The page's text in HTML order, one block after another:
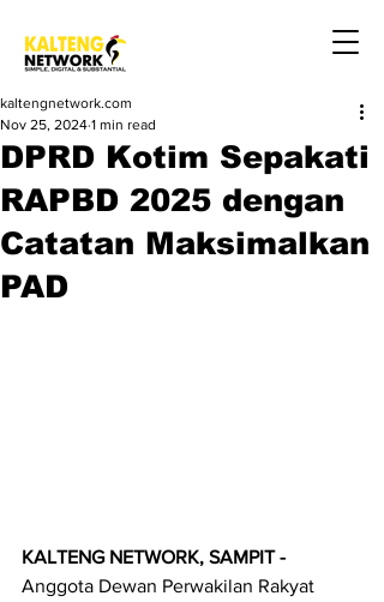
DPRD Kotim Sepakati
RAPBD 2025 dengan
Catatan Maksimalkan
PAD
kaltengnetwork.com
Nov 25, 2024 1 min read
KALTENG NETWORK, SAMPIT -
Anggota Dewan Perwakilan Rakyat